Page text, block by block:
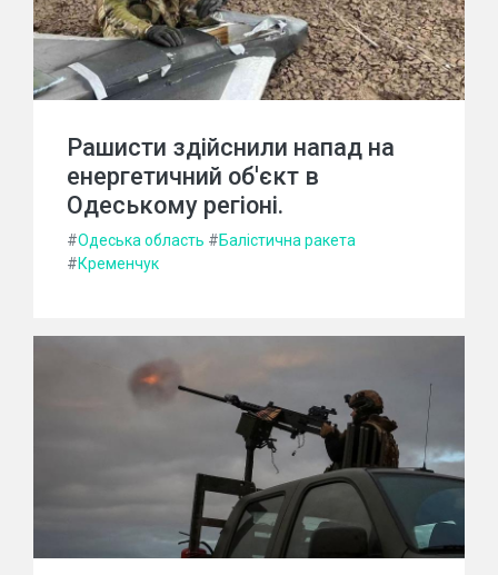
Рашисти здійснили напад на
енергетичний об'єкт в
Одеському регіоні.
#Одеська область #Балістична ракета
#Кременчук